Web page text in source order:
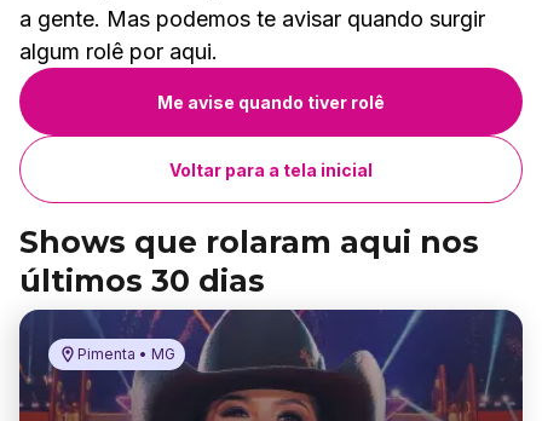
a gente. Mas podemos te avisar quando surgir
algum rolê por aqui.
Me avise quando tiver rolê
Voltar para a tela inicial
Shows que rolaram aqui nos
últimos 30 dias
Pimenta • MG